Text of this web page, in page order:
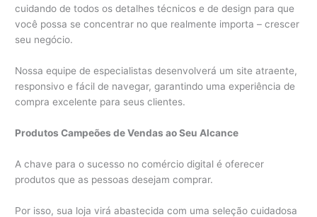
cuidando de todos os detalhes técnicos e de design para que
você possa se concentrar no que realmente importa – crescer
seu negócio.
Nossa equipe de especialistas desenvolverá um site atraente,
responsivo e fácil de navegar, garantindo uma experiência de
compra excelente para seus clientes.
Produtos Campeões de Vendas ao Seu Alcance
A chave para o sucesso no comércio digital é oferecer
produtos que as pessoas desejam comprar.
Por isso, sua loja virá abastecida com uma seleção cuidadosa